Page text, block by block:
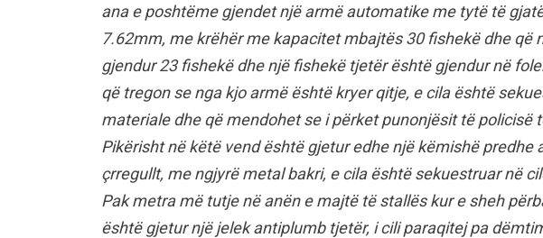
ana e poshtëme gjendet një armë automatike me tytë të
7.62mm, me krëhër me kapacitet mbajtës 30 fishekë dhe që
gjendur 23 fishekë dhe një fishekë tjetër është gjendur në
që tregon se nga kjo armë është kryer qitje, e cila është
materiale dhe që mendohet se i përket punonjësit të policisë
Pikërisht në këtë vend është gjetur edhe një këmishë predhe
çrregullt, me ngjyrë metal bakri, e cila është sekuestruar në
Pak metra më tutje në anën e majtë të stallës kur e sheh
është gjetur një jelek antiplumb tjetër, i cili paraqitej pa